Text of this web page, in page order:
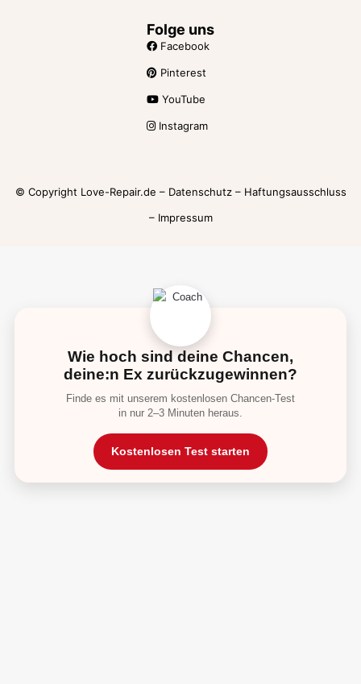
Folge uns
Facebook
Pinterest
YouTube
Instagram
© Copyright Love-Repair.de – Datenschutz– Haftungsausschluss
– Impressum
Wie hoch sind deine Chancen,
deine:n Ex zurückzugewinnen?
Finde es mit unserem kostenlosen Chancen-Test
in nur 2–3 Minuten heraus.
Kostenlosen Test starten